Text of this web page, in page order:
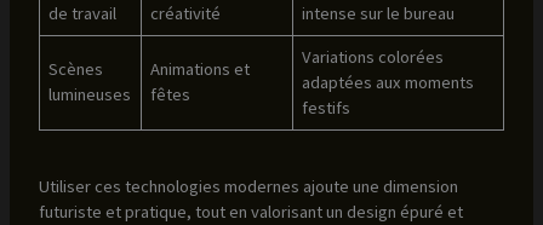
de travail
créativité
intense sur le bureau
Scènes
lumineuses
Animations et
fêtes
Variations colorées
adaptées aux moments
festifs
Utiliser ces technologies modernes ajoute une dimension
futuriste et pratique, tout en valorisant un design épuré et